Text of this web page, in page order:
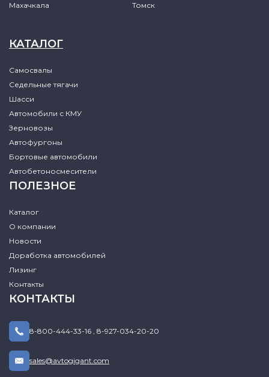
Махачкала Томск
КАТАЛОГ
Самосвалы
Седельные тягачи
Шасси
Автомобили с КМУ
Зерновозы
Автофургоны
Бортовые автомобили
Автобетоносмесители
ПОЛЕЗНОЕ
Каталог
О компании
Новости
Доработка автомобилей
Лизинг
Контакты
КОНТАКТЫ
8-800-444-33-16 , 8-927-034-20-20
sales@avtogigant.com